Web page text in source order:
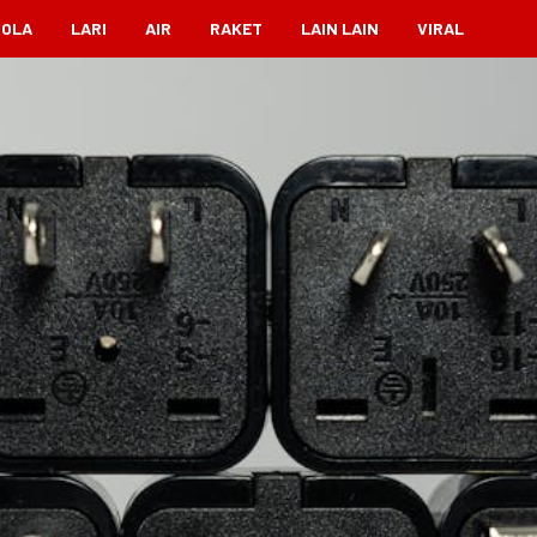
LARI AIR RAKET LAIN LAIN VIRAL